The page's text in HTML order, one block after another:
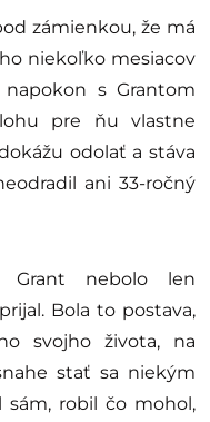
zámienkou, že má
niekoľko mesiacov
s Grantom
pre ňu vlastne
odolať a stáva
ani 33-ročný
Grant nebolo len
Bola to postava,
svojho života, na
stať sa niekým
robil čo mohol,